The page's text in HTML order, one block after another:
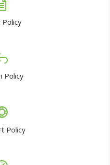
Policy
Policy
Policy